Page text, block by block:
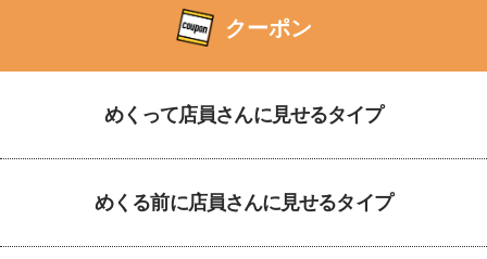
クーポン
めくって店員さんに見せるタイプ
めくる前に店員さんに見せるタイプ